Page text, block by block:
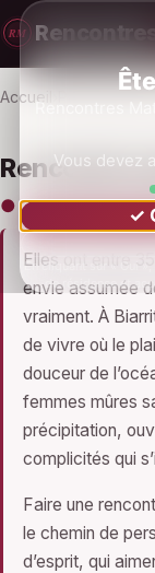
RM
Accueil
Rencontre
● 3 profils
Elles ont entre
envie assumée
vraiment. À
de vivre où le
douceur de
femmes mûres
précipitation,
complicités qui
Faire une
le chemin de
d’esprit, qui
Rencontres
Vous devez
✓
En cliquant sur « Oui
de résidence et